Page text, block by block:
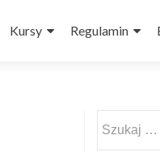
Kursy Regulamin